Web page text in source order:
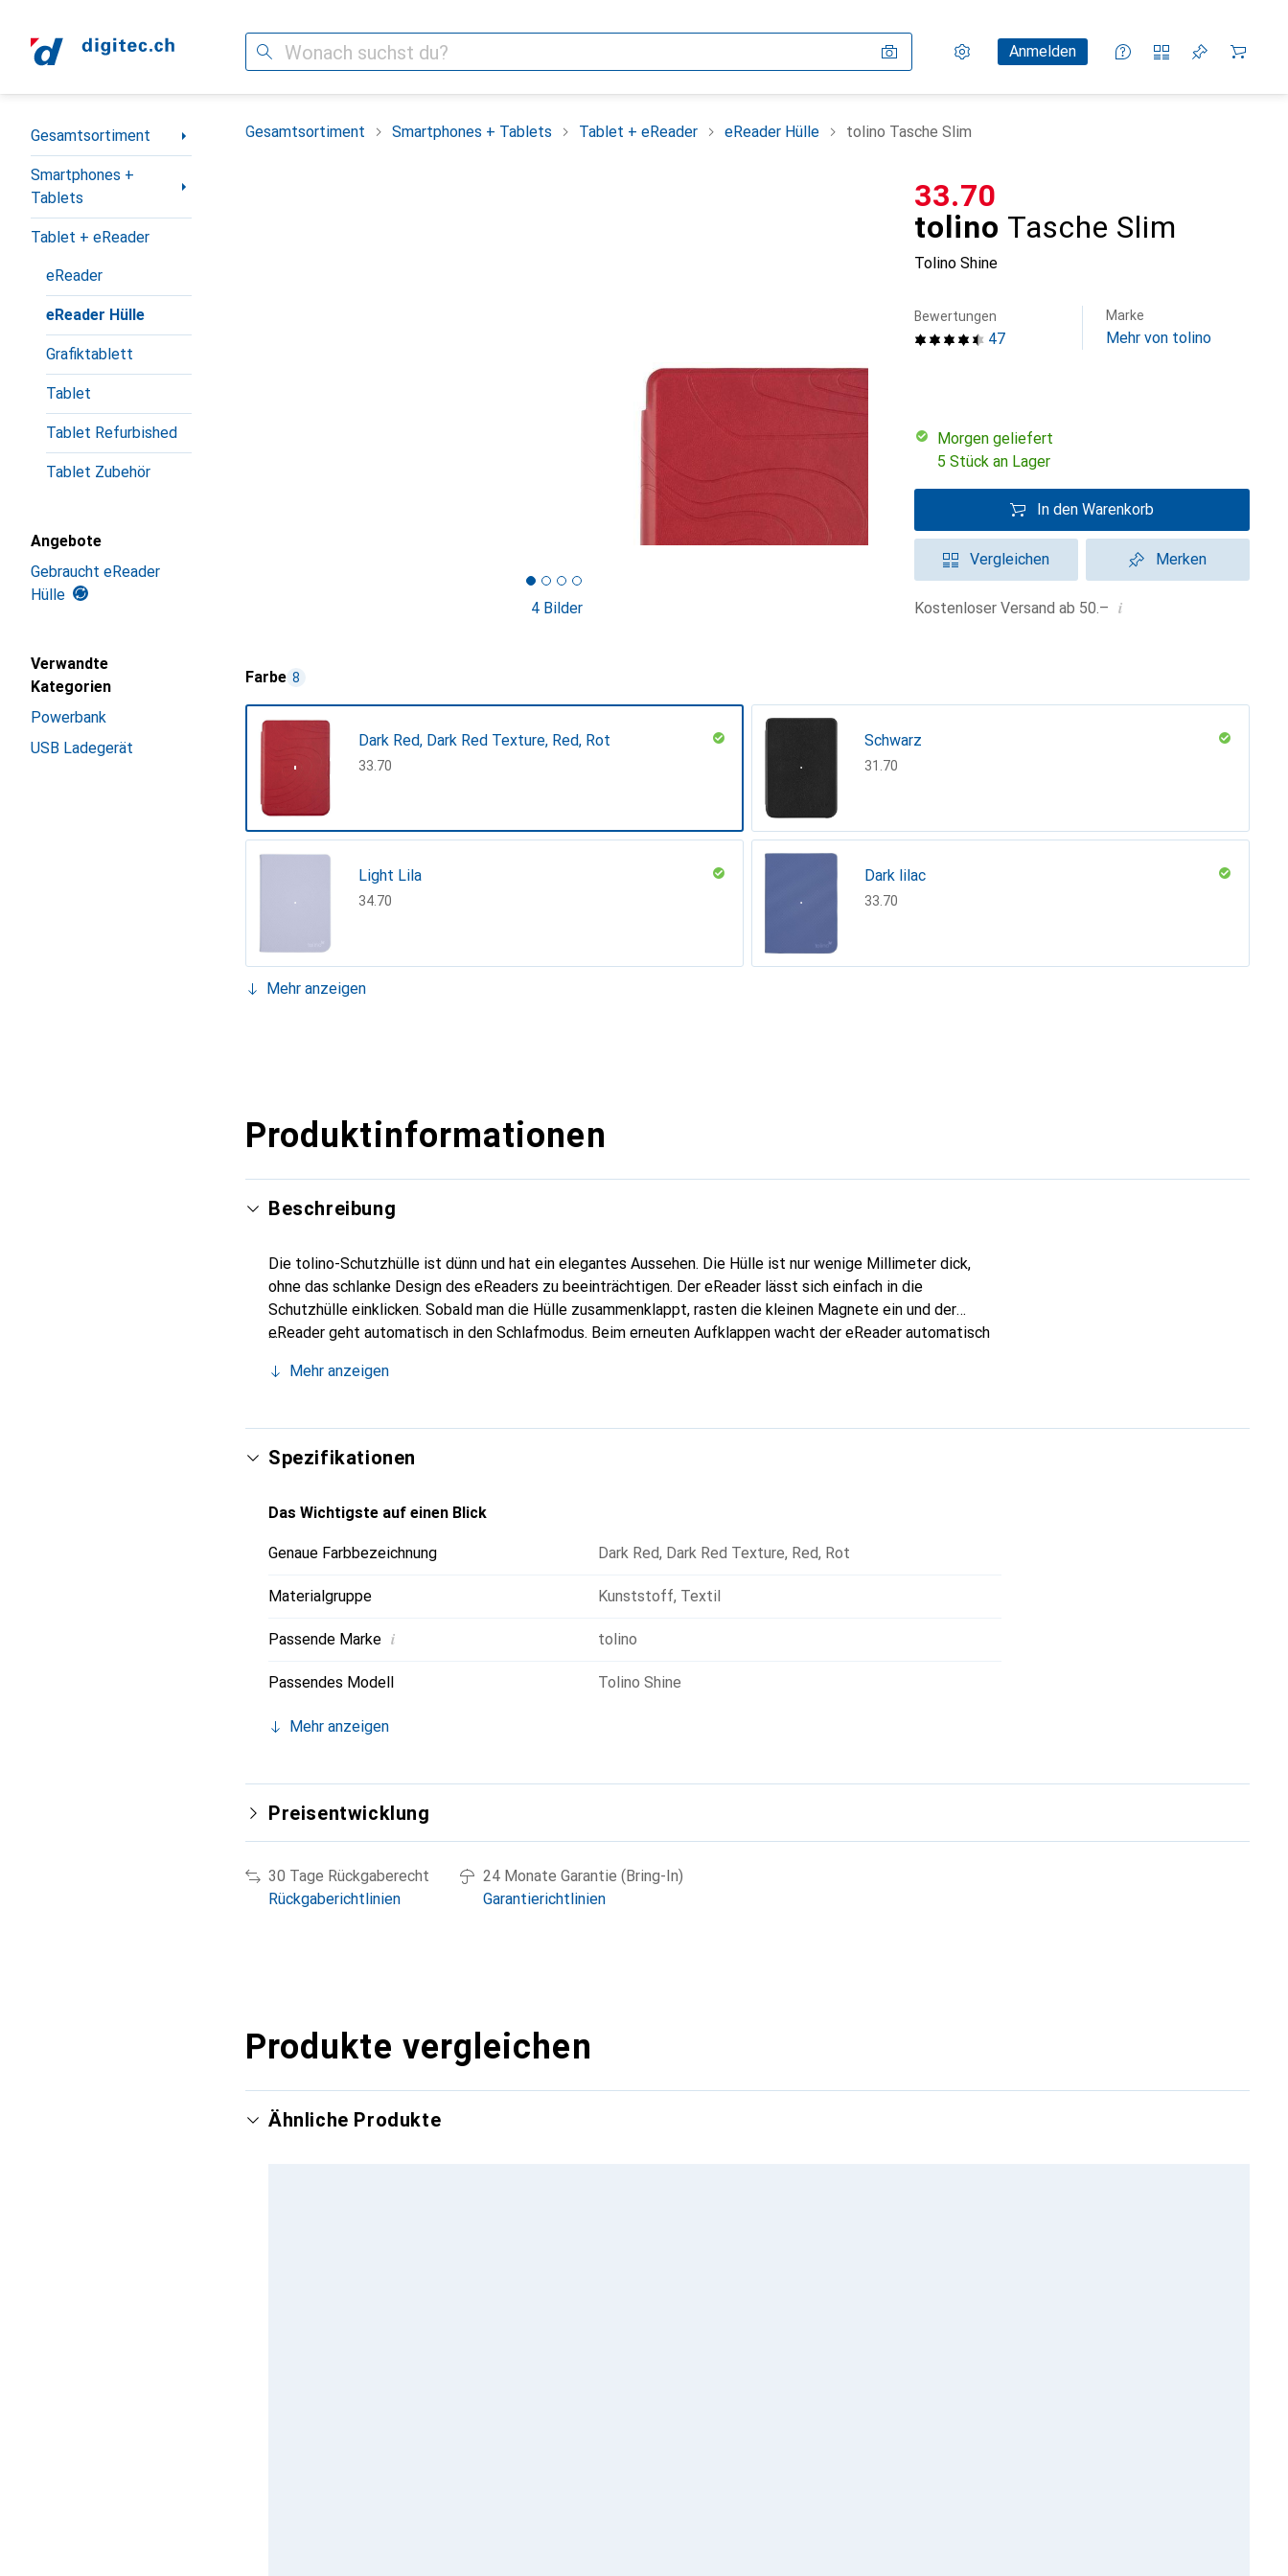
Suche Einstellungen
KundenkontoAnmelden
Vergleichslisten
Merklisten
Warenkorb
Navigation nach Kategorien
Gesamtsortiment
Smartphones +
Tablets
Tablet + eReader
eReader
eReader Hülle
Grafiktablett
Tablet
Tablet Refurbished
Tablet Zubehör
Angebote
Gebraucht eReader
Hülle
Verwandte
Kategorien
Powerbank
USB Ladegerät
Gesamtsortiment Smartphones + Tablets Tablet + eReader eReader Hülle tolino Tasche Slim
4 Bilder
tolino Tasche Slim
Tolino Shine
CHF
33.70
47
Bewertungen Marke
Mehr von tolino
morgen geliefert
5 Stück an Lager
In den Warenkorb
Vergleichen Merken
Kostenloser Versand ab 50.– i
Farbe 8
Dark Red, Dark Red Texture, Red, Rot
CHF
33.70
Schwarz
CHF
31.70
Light Lila
CHF
34.70
Dark lilac
CHF
33.70
Mehr anzeigen
Produktinformationen
Beschreibung
Die tolino-Schutzhülle ist dünn und hat ein elegantes Aussehen. Die Hülle ist nur wenige Millimeter dick,
ohne das schlanke Design des eReaders zu beeinträchtigen. Der eReader lässt sich einfach in die
Schutzhülle einklicken. Sobald man die Hülle zusammenklappt, rasten die kleinen Magnete ein und der
eReader geht automatisch in den Schlafmodus. Beim erneuten Aufklappen wacht der eReader automatisch
Velours gefüttert, um Kratzer auf dem Bildschirm zu vermeiden. Ausserdem verfügt er über eine
Mehr anzeigen
Spezifikationen
Das Wichtigste auf einen Blick
Genaue Farbbezeichnung Dark Red, Dark Red Texture, Red, Rot
Materialgruppe Kunststoff, Textil
Passende Marke i tolino
Passendes Modell Tolino Shine
Mehr anzeigen
Preisentwicklung
30 Tage Rückgaberecht
Rückgaberichtlinien
24 Monate Garantie (Bring-In)
Garantierichtlinien
Produkte vergleichen
Ähnliche Produkte